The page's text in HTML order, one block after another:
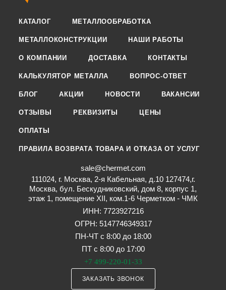
КАТАЛОГ МЕТАЛЛООБРАБОТКА
МЕТАЛЛОКОНСТРУКЦИИ НАШИ РАБОТЫ
О КОМПАНИИ ДОСТАВКА КОНТАКТЫ
КАЛЬКУЛЯТОР МЕТАЛЛА ВОПРОС-ОТВЕТ
БЛОГ АКЦИИ НОВОСТИ ВАКАНСИИ
ОТЗЫВЫ РЕКВИЗИТЫ ЦЕНЫ
ОПЛАТЫ
ПРАВИЛА ВОЗВРАТА ТОВАРА И ОТКАЗА ОТ УСЛУГ
sale@chermet.com
111024, г. Москва, 2-я Кабельная, д.10 127474,г.
Москва, бул. Бескудниковский, дом 8, корпус 1,
этаж 1, помещение XII, ком.1-6 Черметком - ЧМК
ИНН: 7723927216
ОГРН: 5147746349317
ПН-ЧТ с 8:00 до 18:00
ПТ с 8:00 до 17:00
+7 499-220-01-33
ЗАКАЗАТЬ ЗВОНОК